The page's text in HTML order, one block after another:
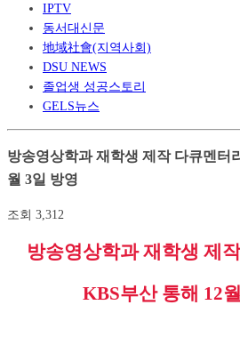
IPTV
동서대신문
地域社會(지역사회)
DSU NEWS
졸업생 성공스토리
GELS뉴스
방송영상학과 재학생 제작 다큐멘터
월 3일 방영
조회 3,312
방송영상학과 재학생 제
KBS부산 통해 12월